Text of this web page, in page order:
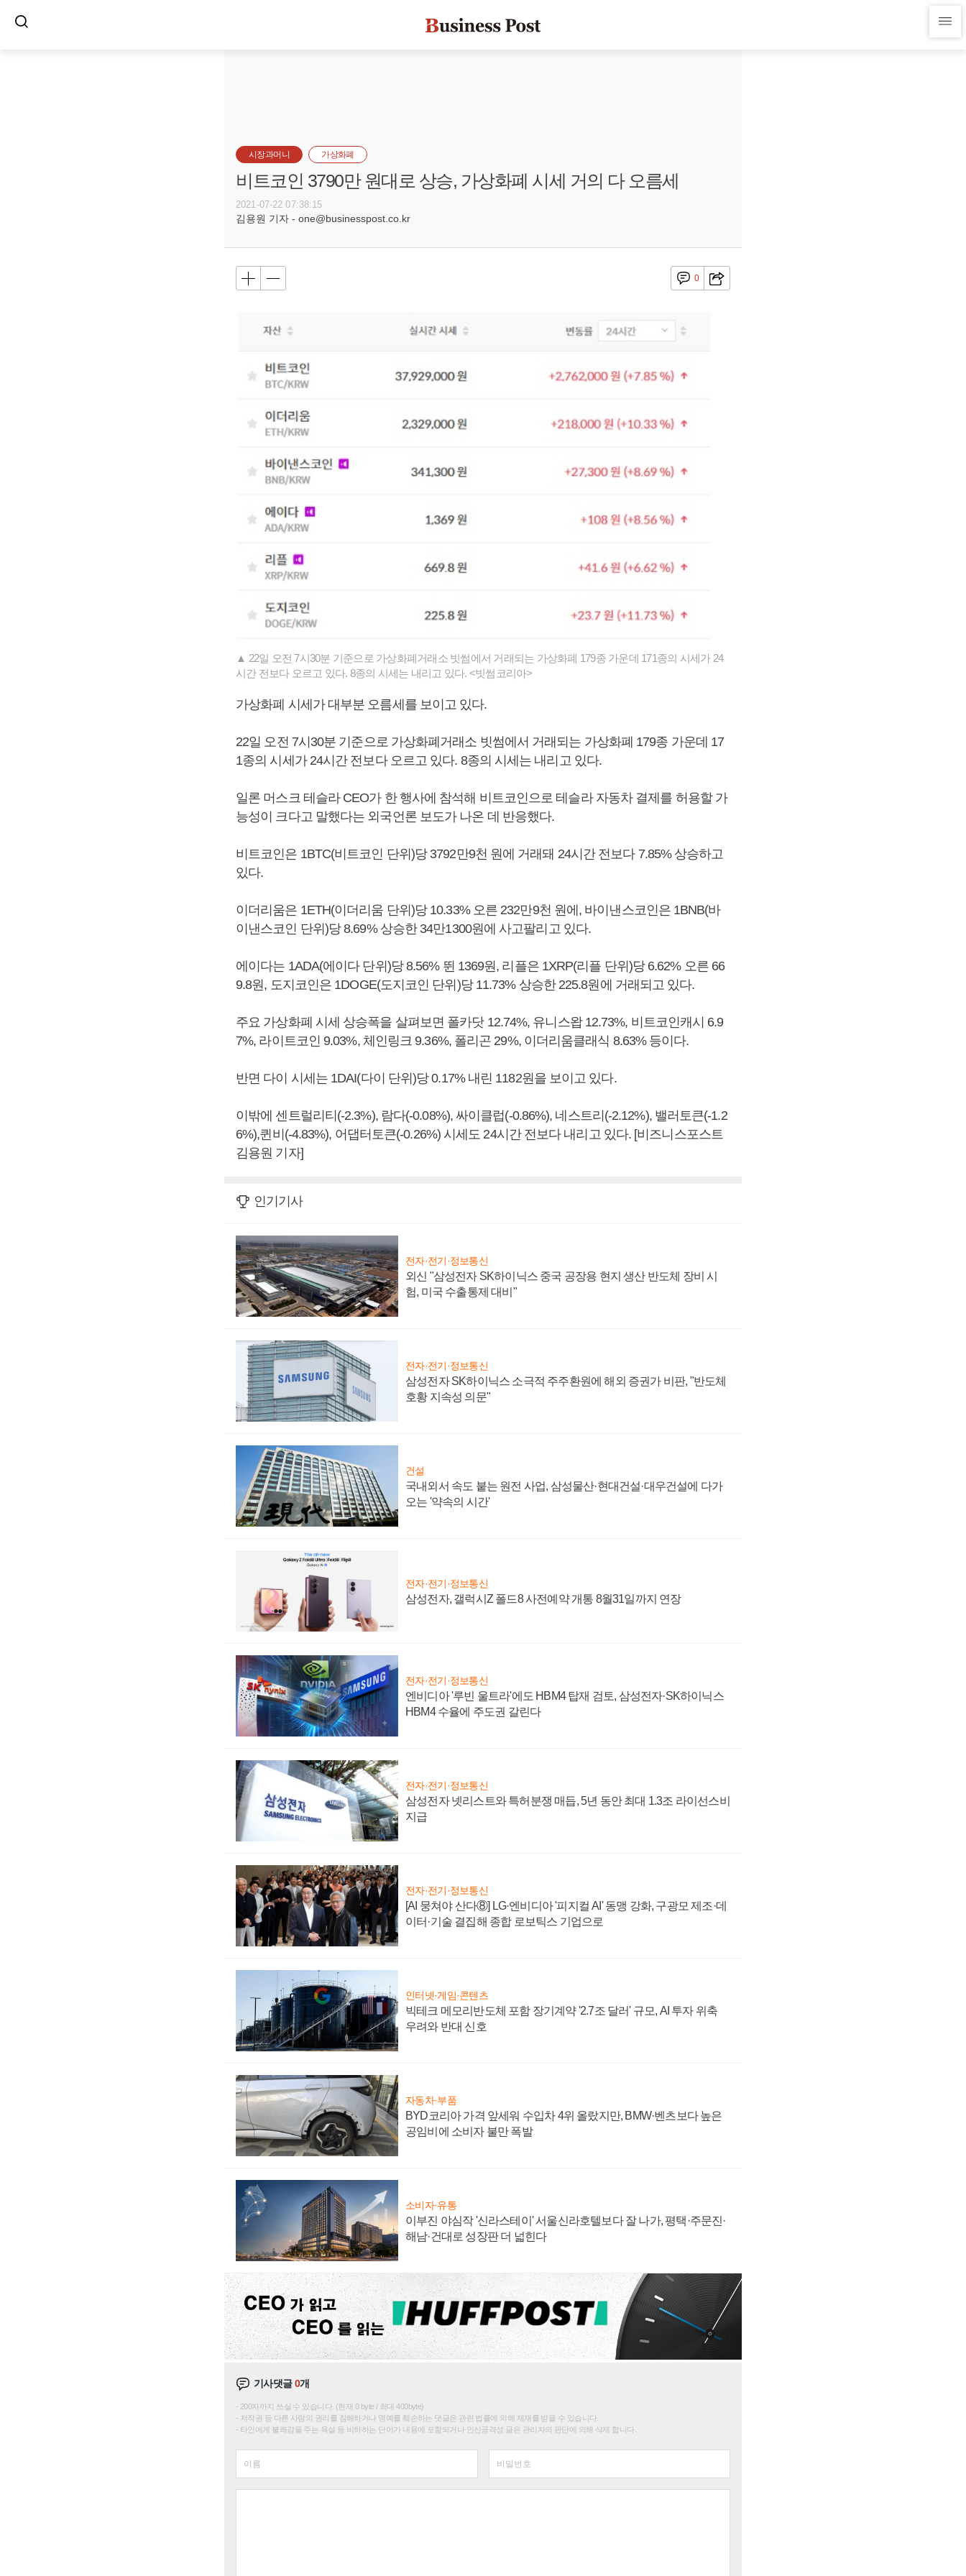
시장과머니 가상화폐
비트코인 3790만 원대로 상승, 가상화폐 시세 거의 다 오름세
2021-07-22 07:38:15
김용원 기자 - one@businesspost.co.kr
0
▲ 22일 오전 7시30분 기준으로 가상화폐거래소 빗썸에서 거래되는 가상화폐 179종 가운데 171종의 시세가 24
시간 전보다 오르고 있다. 8종의 시세는 내리고 있다. <빗썸코리아>
가상화폐 시세가 대부분 오름세를 보이고 있다.
22일 오전 7시30분 기준으로 가상화폐거래소 빗썸에서 거래되는 가상화폐 179종 가운데 17
1종의 시세가 24시간 전보다 오르고 있다. 8종의 시세는 내리고 있다.
일론 머스크 테슬라 CEO가 한 행사에 참석해 비트코인으로 테슬라 자동차 결제를 허용할 가
능성이 크다고 말했다는 외국언론 보도가 나온 데 반응했다.
비트코인은 1BTC(비트코인 단위)당 3792만9천 원에 거래돼 24시간 전보다 7.85% 상승하고
있다.
이더리움은 1ETH(이더리움 단위)당 10.33% 오른 232만9천 원에, 바이낸스코인은 1BNB(바
이낸스코인 단위)당 8.69% 상승한 34만1300원에 사고팔리고 있다.
에이다는 1ADA(에이다 단위)당 8.56% 뛴 1369원, 리플은 1XRP(리플 단위)당 6.62% 오른 66
9.8원, 도지코인은 1DOGE(도지코인 단위)당 11.73% 상승한 225.8원에 거래되고 있다.
주요 가상화폐 시세 상승폭을 살펴보면 폴카닷 12.74%, 유니스왑 12.73%, 비트코인캐시 6.9
7%, 라이트코인 9.03%, 체인링크 9.36%, 폴리곤 29%, 이더리움클래식 8.63% 등이다.
반면 다이 시세는 1DAI(다이 단위)당 0.17% 내린 1182원을 보이고 있다.
이밖에 센트럴리티(-2.3%), 람다(-0.08%), 싸이클럽(-0.86%), 네스트리(-2.12%), 밸러토큰(-1.2
6%),퀸비(-4.83%), 어댑터토큰(-0.26%) 시세도 24시간 전보다 내리고 있다. [비즈니스포스트
김용원 기자]
인기기사
전자·전기·정보통신
외신 "삼성전자 SK하이닉스 중국 공장용 현지 생산 반도체 장비 시
험, 미국 수출통제 대비"
전자·전기·정보통신
삼성전자 SK하이닉스 소극적 주주환원에 해외 증권가 비판, "반도체
호황 지속성 의문"
건설
국내외서 속도 붙는 원전 사업, 삼성물산·현대건설·대우건설에 다가
오는 '약속의 시간'
전자·전기·정보통신
삼성전자, 갤럭시Z 폴드8 사전예약 개통 8월31일까지 연장
전자·전기·정보통신
엔비디아 '루빈 울트라'에도 HBM4 탑재 검토, 삼성전자·SK하이닉스
HBM4 수율에 주도권 갈린다
전자·전기·정보통신
삼성전자 넷리스트와 특허분쟁 매듭, 5년 동안 최대 1.3조 라이선스비
지급
전자·전기·정보통신
[AI 뭉쳐야 산다⑧] LG·엔비디아 '피지컬 AI' 동맹 강화, 구광모 제조·데
이터·기술 결집해 종합 로보틱스 기업으로
인터넷·게임·콘텐츠
빅테크 메모리반도체 포함 장기계약 '2.7조 달러' 규모, AI 투자 위축
우려와 반대 신호
자동차·부품
BYD코리아 가격 앞세워 수입차 4위 올랐지만, BMW·벤츠보다 높은
공임비에 소비자 불만 폭발
소비자·유통
이부진 야심작 '신라스테이' 서울신라호텔보다 잘 나가, 평택·주문진·
해남·건대로 성장판 더 넓힌다
기사댓글0개
200자까지 쓰실 수 있습니다. (현재 0 byte / 최대 400byte)
저작권 등 다른 사람의 권리를 침해하거나 명예를 훼손하는 댓글은 관련 법률에 의해 제재를 받을 수 있습니다.
타인에게 불쾌감을 주는 욕설 등 비하하는 단어가 내용에 포함되거나 인신공격성 글은 관리자의 판단에 의해 삭제 합니다.